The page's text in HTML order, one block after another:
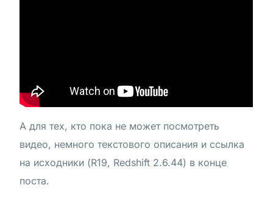
А для тех, кто пока не может посмотреть
видео, немного текстового описания и ссылка
на исходники (R19, Redshift 2.6.44) в конце
поста.